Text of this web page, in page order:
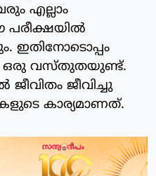
എല്ലാം
ഇതിനോടൊപ്പം
ഒരു വസ്തുതയുണ്ട്.
ജീവിച്ചു
കാര്യമാണത്.